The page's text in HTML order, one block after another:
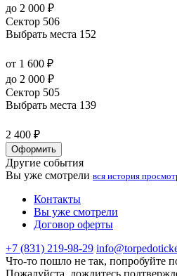
до 2 000 ₽
Сектор 506
Выбрать места 152
от 1 600 ₽
до 2 000 ₽
Сектор 505
Выбрать места 139
2 400 ₽
Оформить
Другие события
Вы уже смотрели вся история
Контакты
Вы уже смотрели
Договор оферты
+7 (831) 219-98-29
Что-то пошло не так, попробуйте